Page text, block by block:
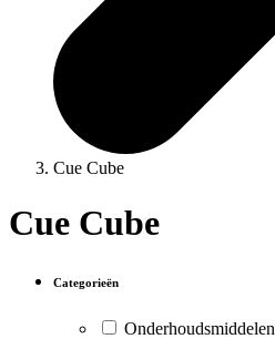
Cue Cube
Cue Cube
Categorieën
Onderhoudsmiddelen